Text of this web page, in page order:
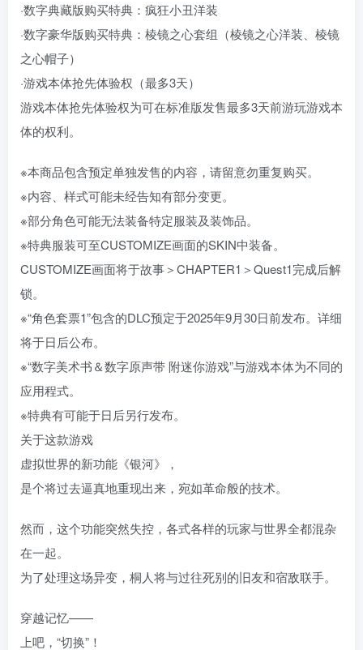
·数字典藏版购买特典：疯狂小丑洋装
·数字豪华版购买特典：棱镜之心套组（棱镜之心洋装、棱镜
之心帽子）
·游戏本体抢先体验权（最多3天）
游戏本体抢先体验权为可在标准版发售最多3天前游玩游戏本
体的权利。
※本商品包含预定单独发售的内容，请留意勿重复购买。
※内容、样式可能未经告知有部分变更。
※部分角色可能无法装备特定服装及装饰品。
※特典服装可至CUSTOMIZE画面的SKIN中装备。
CUSTOMIZE画面将于故事＞CHAPTER1＞Quest1完成后解
锁。
※“角色套票1”包含的DLC预定于2025年9月30日前发布。详细
将于日后公布。
※“数字美术书＆数字原声带 附迷你游戏”与游戏本体为不同的
应用程式。
※特典有可能于日后另行发布。
关于这款游戏
虚拟世界的新功能《银河》，
是个将过去逼真地重现出来，宛如革命般的技术。
然而，这个功能突然失控，各式各样的玩家与世界全都混杂
在一起。
为了处理这场异变，桐人将与过往死别的旧友和宿敌联手。
穿越记忆——
上吧，“切换”！